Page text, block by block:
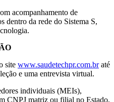
acompanhamento de
dentro da rede do Sistema S,
site www.saudetechpr.com.braté
e uma entrevista virtual.
individuais (MEIs),
CNPJ matriz ou filial no Estado,